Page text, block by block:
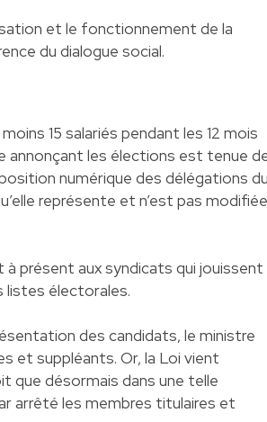
et le fonctionnement de la
du dialogue social.
15 salariés pendant les 12 mois
annonçant les élections est tenue
numérique des délégations
représente et n’est pas
présent aux syndicats qui jouissent
listes électorales.
des candidats, le ministre
et suppléants. Or, la Loi vient
que désormais dans une telle
arrêté les membres titulaires et